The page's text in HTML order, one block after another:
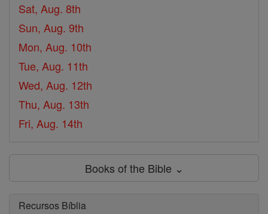
Sat, Aug. 8th
Sun, Aug. 9th
Mon, Aug. 10th
Tue, Aug. 11th
Wed, Aug. 12th
Thu, Aug. 13th
Fri, Aug. 14th
Books of the Bible ⌄
Recursos Bíblia